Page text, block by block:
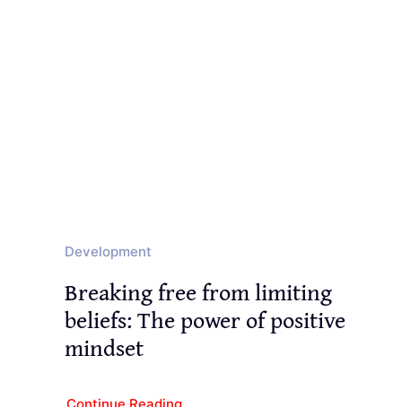
Development
Breaking free from limiting
beliefs: The power of positive
mindset